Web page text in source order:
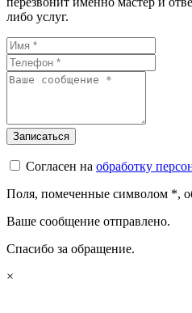
либо услуг.
Согласен на обработку
Поля, помеченные символом *,
Ваше сообщение отправлено.
Спасибо за обращение.
×